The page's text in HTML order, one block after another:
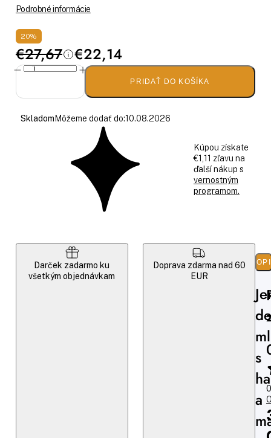
Podrobné informácie
20%
€27,67 €22,14
PRIDAŤ DO KOŠÍKA
Skladom Môžeme dodať do:10.08.2026
Kúpou získate
€1,11 zľavu na
ďalší nákup s
vernostným
programom.
Darček zadarmo ku
všetkým objednávkam
Doprava zdarma nad 60
EUR
s
a